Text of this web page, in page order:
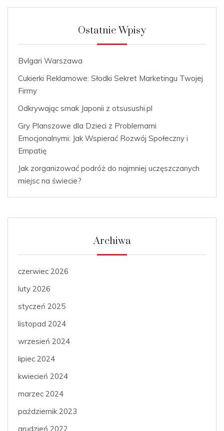
Ostatnie Wpisy
Bvlgari Warszawa
Cukierki Reklamowe: Słodki Sekret Marketingu Twojej
Firmy
Odkrywając smak Japonii z otsusushi.pl
Gry Planszowe dla Dzieci z Problemami
Emocjonalnymi: Jak Wspierać Rozwój Społeczny i
Empatię
Jak zorganizować podróż do najmniej uczęszczanych
miejsc na świecie?
Archiwa
czerwiec 2026
luty 2026
styczeń 2025
listopad 2024
wrzesień 2024
lipiec 2024
kwiecień 2024
marzec 2024
październik 2023
grudzień 2022